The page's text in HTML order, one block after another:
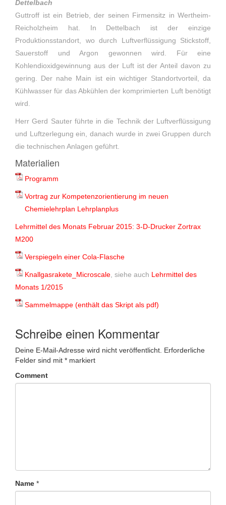
Dettelbach
Guttroff ist ein Betrieb, der seinen Firmensitz in Wertheim-
Reicholzheim hat. In Dettelbach ist der einzige
Produktionsstandort, wo durch Luftverflüssigung Stickstoff,
Sauerstoff und Argon gewonnen wird. Für eine
Kohlendioxidgewinnung aus der Luft ist der Anteil davon zu
gering. Der nahe Main ist ein wichtiger Standortvorteil, da
Kühlwasser für das Abkühlen der komprimierten Luft benötigt
wird.
Herr Gerd Sauter führte in die Technik der Luftverflüssigung
und Luftzerlegung ein, danach wurde in zwei Gruppen durch
die technischen Anlagen geführt.
Materialien
Programm
Vortrag zur Kompetenzorientierung im neuen
Chemielehrplan Lehrplanplus
Lehrmittel des Monats Februar 2015: 3-D-Drucker Zortrax
M200
Verspiegeln einer Cola-Flasche
Knallgasrakete_Microscale , siehe auch Lehrmittel des
Monats 1/2015
Sammelmappe (enthält das Skript als pdf)
Schreibe einen Kommentar
Deine E-Mail-Adresse wird nicht veröffentlicht. Erforderliche
Felder sind mit * markiert
Comment
Name *